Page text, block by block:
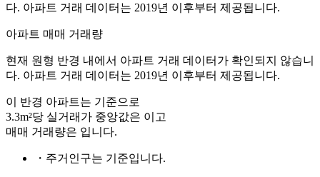
다. 아파트 거래 데이터는 2019년 이후부터 제공됩니다.
아파트 매매 거래량
현재 원형 반경 내에서 아파트 거래 데이터가 확인되지 않습니
다. 아파트 거래 데이터는 2019년 이후부터 제공됩니다.
이 반경 아파트는 기준으로
3.3m²당 실거래가 중앙값은 이고
매매 거래량은 입니다.
・주거인구는 기준입니다.